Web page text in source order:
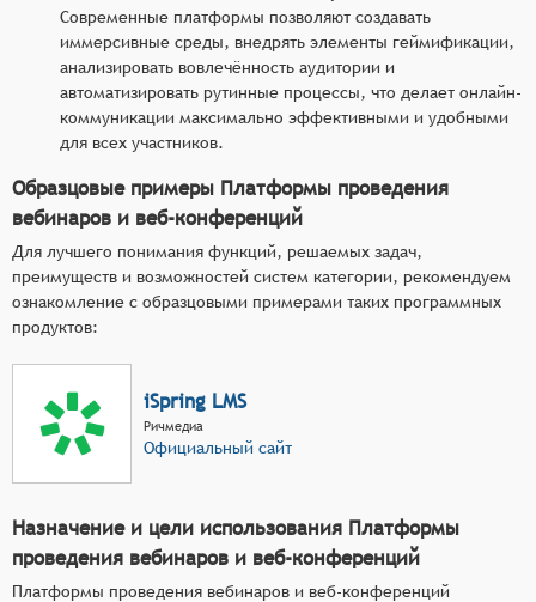
Современные платформы позволяют создавать
иммерсивные среды, внедрять элементы геймификации,
анализировать вовлечённость аудитории и
автоматизировать рутинные процессы, что делает онлайн-
коммуникации максимально эффективными и удобными
для всех участников.
Образцовые примеры Платформы проведения
вебинаров и веб-конференций
Для лучшего понимания функций, решаемых задач,
преимуществ и возможностей систем категории, рекомендуем
ознакомление с образцовыми примерами таких программных
продуктов:
iSpring LMS
Ричмедиа
Официальный сайт
Назначение и цели использования Платформы
проведения вебинаров и веб-конференций
Платформы проведения вебинаров и веб-конференций